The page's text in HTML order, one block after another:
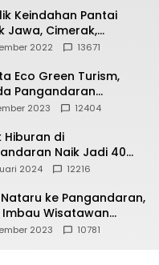
Keindahan Pantai
Jawa, Cimerak,
2022 13671
Eco Green Turism,
Pangandaran
PLN
2023 12404
Hiburan di
Naik Jadi 40
2024 12216
Nataru ke Pangandaran,
Imbau Wisatawan
Jalur Arteri
2023 10781